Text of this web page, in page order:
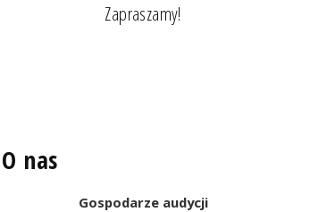
Zapraszamy!
O nas
Gospodarze audycji